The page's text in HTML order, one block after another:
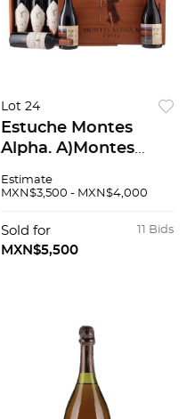
Lot 24
Estuche Montes
Alpha. A)Montes
B)Montes Alpha
Folly
Syrah2002.D)Montes
Estimate
MXN$3,500 - MXN$4,000
11 Bids
Sold for
MXN$5,500